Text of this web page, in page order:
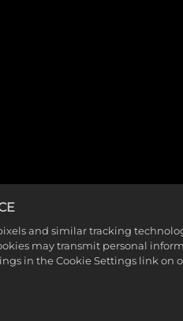
and similar tracking
may transmit personal
in the Cookie Settings link on